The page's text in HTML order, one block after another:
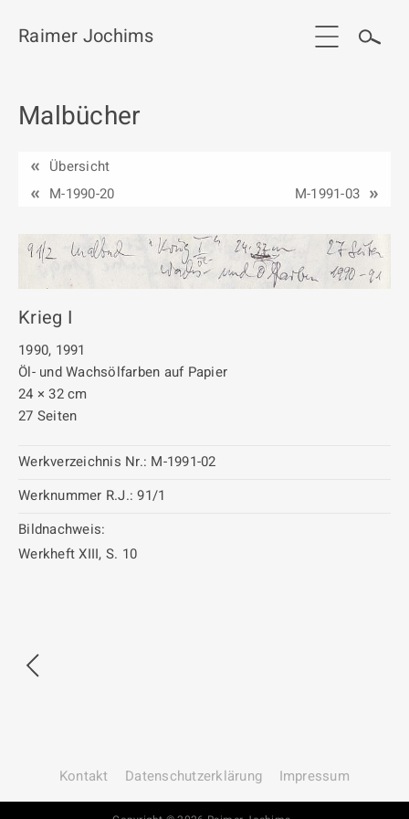
Start
Werkgruppen / Work groups
Ausstellungen
Vita
Publikationen
Kontakt
Raimer Jochims
Malbücher
Übersicht
M-1990-20
M-1991-03
Krieg I
1990, 1991
Öl- und Wachsölfarben auf Papier
24 × 32 cm
27 Seiten
Werkverzeichnis Nr.: M-1991-02
Werknummer R.J.: 91/1
Bildnachweis:
Werkheft XIII, S. 10
Kontakt Datenschutz­erklärung Impressum